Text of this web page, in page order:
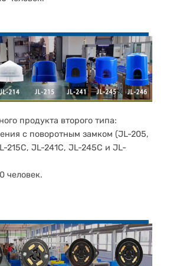
продукта второго типа:
с поворотным замком (JL-205,
215C, JL-241C, JL-245C и JL-
человек.